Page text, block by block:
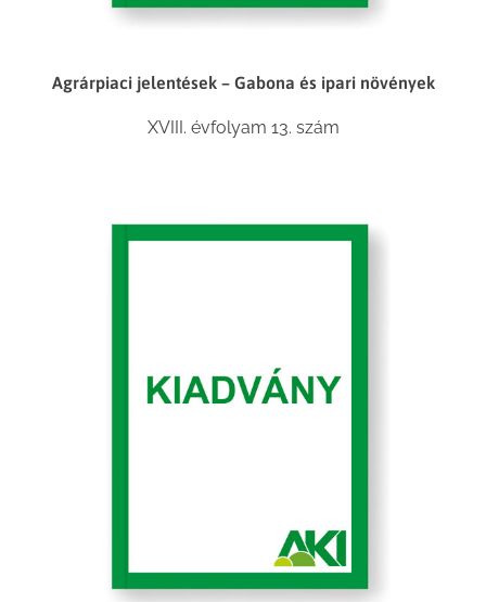
Agrárpiaci jelentések – Gabona és ipari növények
XVIII. évfolyam 13. szám